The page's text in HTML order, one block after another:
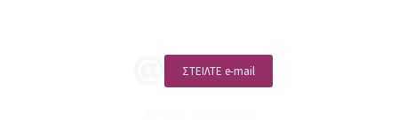
ΣΤΕΙΛΤΕ e-mail